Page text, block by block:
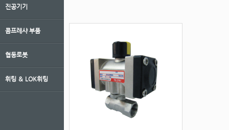
진공기기
콤프레샤 부품
협동로봇
휘팅 ＆ LOK휘팅